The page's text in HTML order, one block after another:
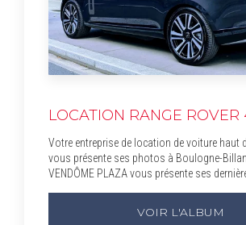
LOCATION RANGE ROVER
Votre entreprise de location de voiture haut
vous présente ses photos à Boulogne-
VENDÔME PLAZA vous présente ses
VOIR L'ALBUM